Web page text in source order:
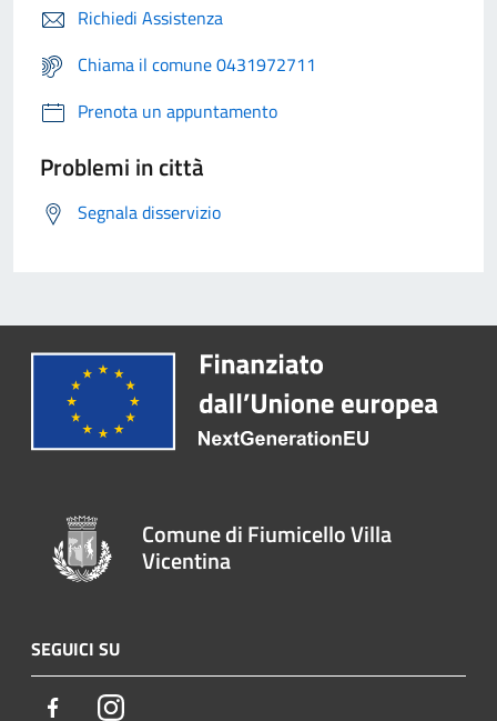
Richiedi Assistenza
Chiama il comune 0431972711
Prenota un appuntamento
Problemi in città
Segnala disservizio
Comune di Fiumicello Villa
Vicentina
SEGUICI SU
FacebookInstagram